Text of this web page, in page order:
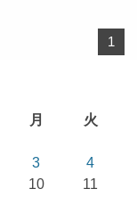
1
月 火
3
4
10
11